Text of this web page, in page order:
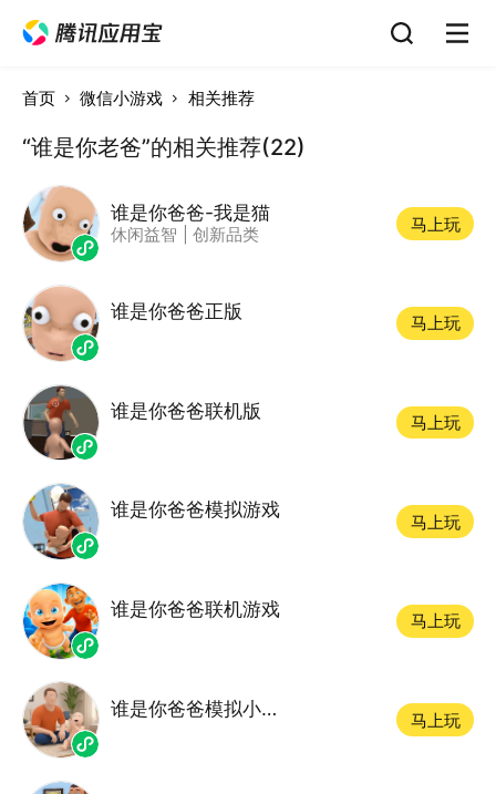
首页 微信小游戏 相关推荐
“谁是你老爸”的相关推荐(22)
谁是你爸爸-我是猫
休闲益智 创新品类
马上玩
谁是你爸爸正版
马上玩
谁是你爸爸联机版
马上玩
谁是你爸爸模拟游戏
马上玩
谁是你爸爸联机游戏
马上玩
谁是你爸爸模拟小游戏
马上玩